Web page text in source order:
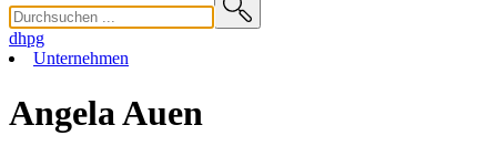
dhpg
Unternehmen
Angela Auen